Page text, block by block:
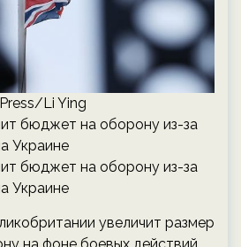
Li Ying
увеличит размер
на фоне боевых действий